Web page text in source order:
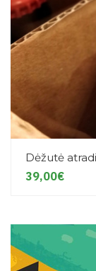
Dėžutė
39,00€